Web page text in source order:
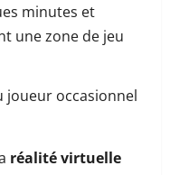
minutes et
une zone de jeu
joueur occasionnel
réalité virtuelle